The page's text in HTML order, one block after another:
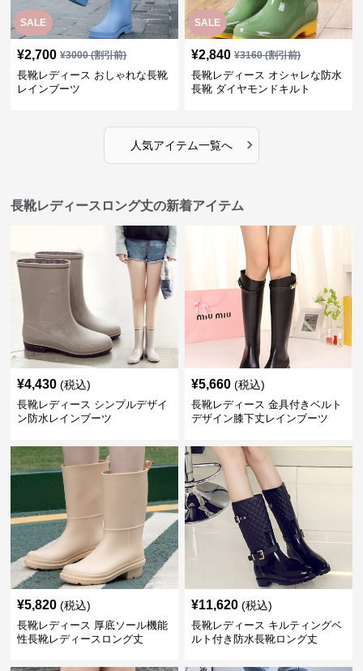
SALE
¥2,700 ¥3000(割引前)
長靴レディース おしゃれな長靴
レインブーツ
SALE
¥2,840 ¥3160(割引前)
長靴レディース オシャレな防水
長靴 ダイヤモンドキルト
人気アイテム一覧へ ›
長靴レディースロング丈の新着アイテム
¥4,430 (税込)
長靴レディース シンプルデザイ
ン防水レインブーツ
¥5,660 (税込)
長靴レディース 金具付きベルト
デザイン膝下丈レインブーツ
¥5,820 (税込)
長靴レディース 厚底ソール機能
性長靴レディースロング丈
¥11,620 (税込)
長靴レディース キルティングベ
ルト付き防水長靴ロング丈